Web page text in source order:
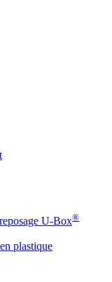
U-Box®
plastique